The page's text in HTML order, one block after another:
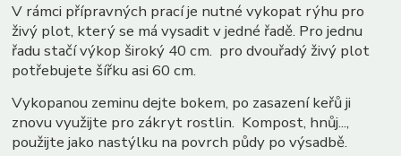
V rámci přípravných prací je nutné vykopat rýhu pro
živý plot, který se má vysadit v jedné řadě. Pro jednu
řadu stačí výkop široký 40 cm. pro dvouřadý živý plot
potřebujete šířku asi 60 cm.
Vykopanou zeminu dejte bokem, po zasazení keřů ji
znovu využijte pro zákryt rostlin. Kompost, hnůj...,
použijte jako nastýlku na povrch půdy po výsadbě.